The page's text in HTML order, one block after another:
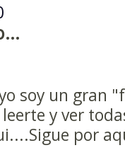
soy un gran
y ver
por